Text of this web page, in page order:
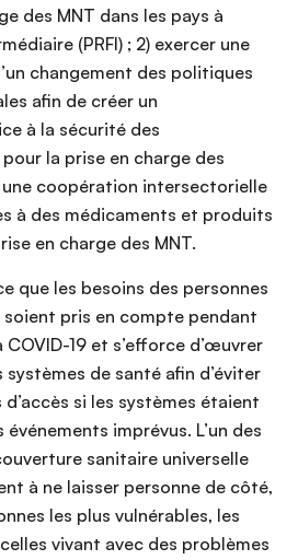
des MNT dans les pays à
(PRFI) ; 2) exercer une
changement des politiques
afin de créer un
à la sécurité des
la prise en charge des
une coopération intersectorielle
à des médicaments et produits
en charge des MNT.
que les besoins des personnes
soient pris en compte pendant
19 et s’efforce d’œuvrer
de santé afin d’éviter
si les systèmes étaient
imprévus. L’un des
sanitaire universelle
à ne laisser personne de côté,
les plus vulnérables, les
vivant avec des problèmes